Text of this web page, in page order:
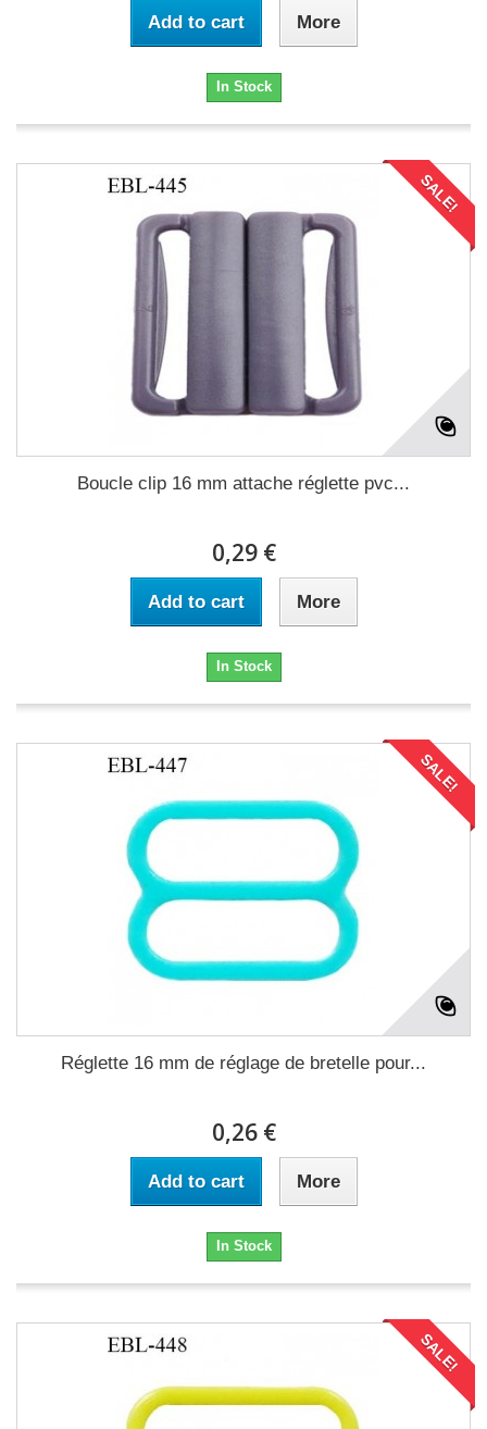
Add to cart More
In Stock
SALE!
Boucle clip 16 mm attache réglette pvc...
0,29 €
Add to cart More
In Stock
SALE!
Réglette 16 mm de réglage de bretelle pour...
0,26 €
Add to cart More
In Stock
SALE!